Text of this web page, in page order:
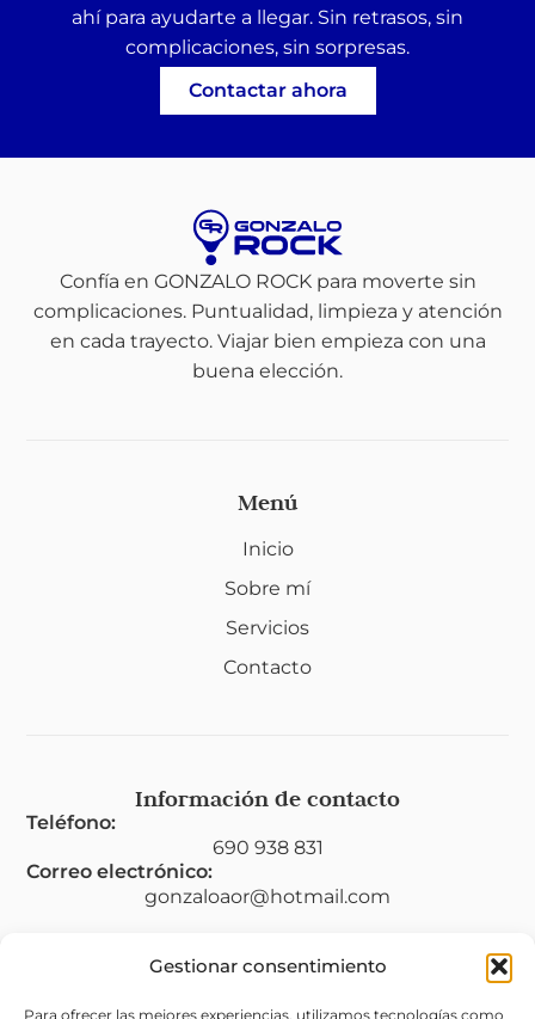
Gestionar consentimiento
Para ofrecer las mejores experiencias, utilizamos tecnologías como
ahí para ayudarte a llegar. Sin retrasos, sin
complicaciones, sin sorpresas.
Contactar ahora
Confía en GONZALO ROCK para moverte sin
complicaciones. Puntualidad, limpieza y atención
en cada trayecto. Viajar bien empieza con una
buena elección.
Menú
Inicio
Sobre mí
Servicios
Contacto
Información de contacto
Teléfono:
690 938 831
Correo electrónico:
gonzaloaor@hotmail.com
Legal